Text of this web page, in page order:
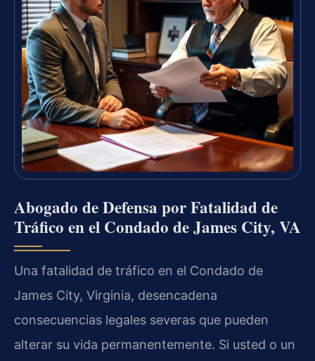
Abogado de Defensa por Fatalidad de
Tráfico en el Condado de James City, VA
Una fatalidad de tráfico en el Condado de
James City, Virginia, desencadena
consecuencias legales severas que pueden
alterar su vida permanentemente. Si usted o un